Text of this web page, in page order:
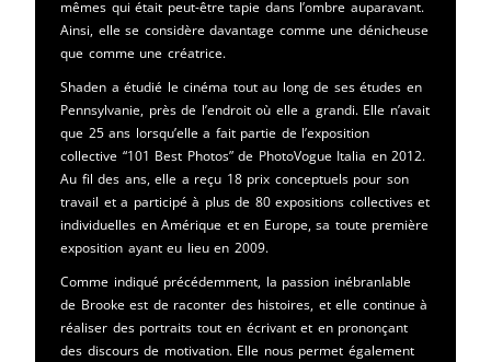
mêmes qui était peut-être tapie dans l’ombre auparavant.
Ainsi, elle se considère davantage comme une dénicheuse
que comme une créatrice.
Shaden a étudié le cinéma tout au long de ses études en
Pennsylvanie, près de l’endroit où elle a grandi. Elle n’avait
que 25 ans lorsqu’elle a fait partie de l’exposition
collective “101 Best Photos” de PhotoVogue Italia en 2012.
Au fil des ans, elle a reçu 18 prix conceptuels pour son
travail et a participé à plus de 80 expositions collectives et
individuelles en Amérique et en Europe, sa toute première
exposition ayant eu lieu en 2009.
Comme indiqué précédemment, la passion inébranlable
de Brooke est de raconter des histoires, et elle continue à
réaliser des portraits tout en écrivant et en prononçant
des discours de motivation. Elle nous permet également